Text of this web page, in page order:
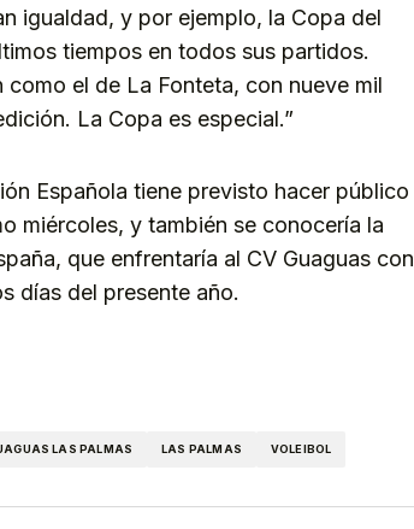
igualdad, y por ejemplo, la Copa del
tiempos en todos sus partidos.
el de La Fonteta, con nueve mil
La Copa es especial.”
Española tiene previsto hacer público
miércoles, y también se conocería la
que enfrentaría al CV Guaguas con
días del presente año.
LAS PALMAS LAS PALMAS VOLEIBOL